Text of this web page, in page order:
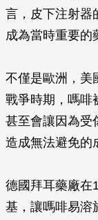
言，皮下注射器
成為當時重要的
不僅是歐洲，美
戰爭時期，嗎啡
甚至會讓因為受
造成無法避免的
德國拜耳藥廠在
基，讓嗎啡易溶